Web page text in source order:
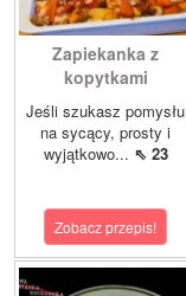
Zapiekanka z
kopytkami
Jeśli szukasz pomysłu
na sycący, prosty i
wyjątkowo... ⇖ 23
Zobacz przepis!